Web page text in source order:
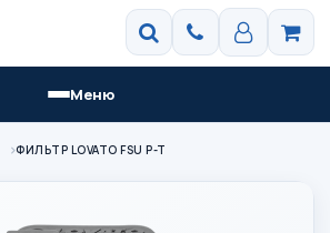
Меню
ФИЛЬТР LOVATO FSU P-T